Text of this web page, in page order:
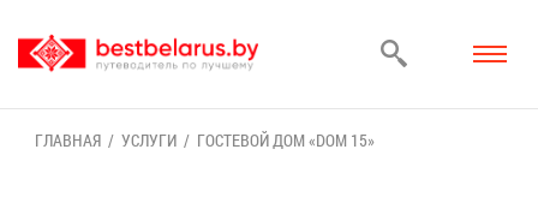
ГЛАВ­НАЯ УСЛУ­ГИ ГО­СТЕ­ВОЙ ДОМ «DOM 15»